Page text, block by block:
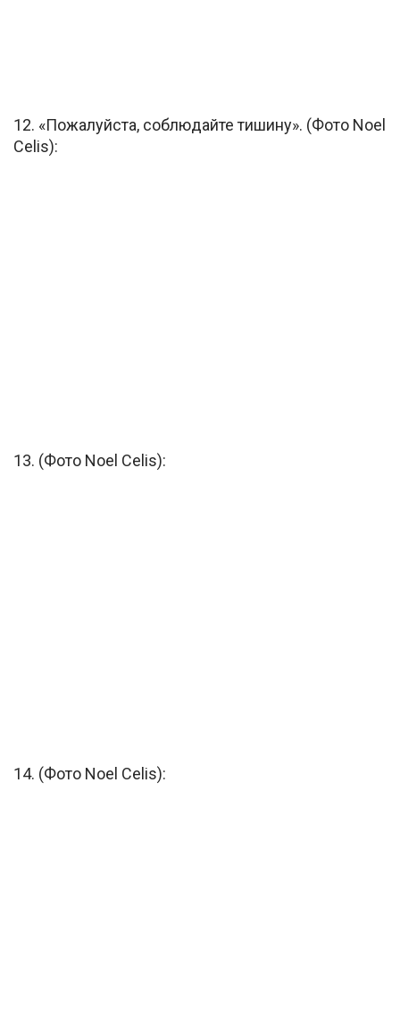
12. «Пожалуйста, соблюдайте тишину». (Фото Noel
Celis):
13. (Фото Noel Celis):
14. (Фото Noel Celis):